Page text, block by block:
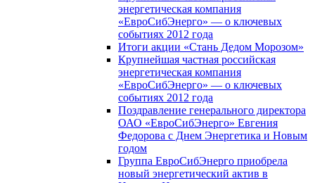
энергетическая компания
«ЕвроСибЭнерго» — о ключевых
событиях 2012 года
Итоги акции «Стань Дедом Морозом»
Крупнейшая частная российская
энергетическая компания
«ЕвроСибЭнерго» — о ключевых
событиях 2012 года
Поздравление генерального директора
ОАО «ЕвроСибЭнерго» Евгения
Федорова с Днем Энергетика и Новым
годом
Группа ЕвроСибЭнерго приобрела
новый энергетический актив в